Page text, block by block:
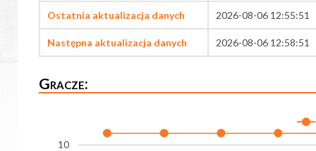
Ostatnia aktualizacja danych 2026-08-06 12:55:51
Następna aktualizacja danych 2026-08-06 12:58:51
Gracze:
10